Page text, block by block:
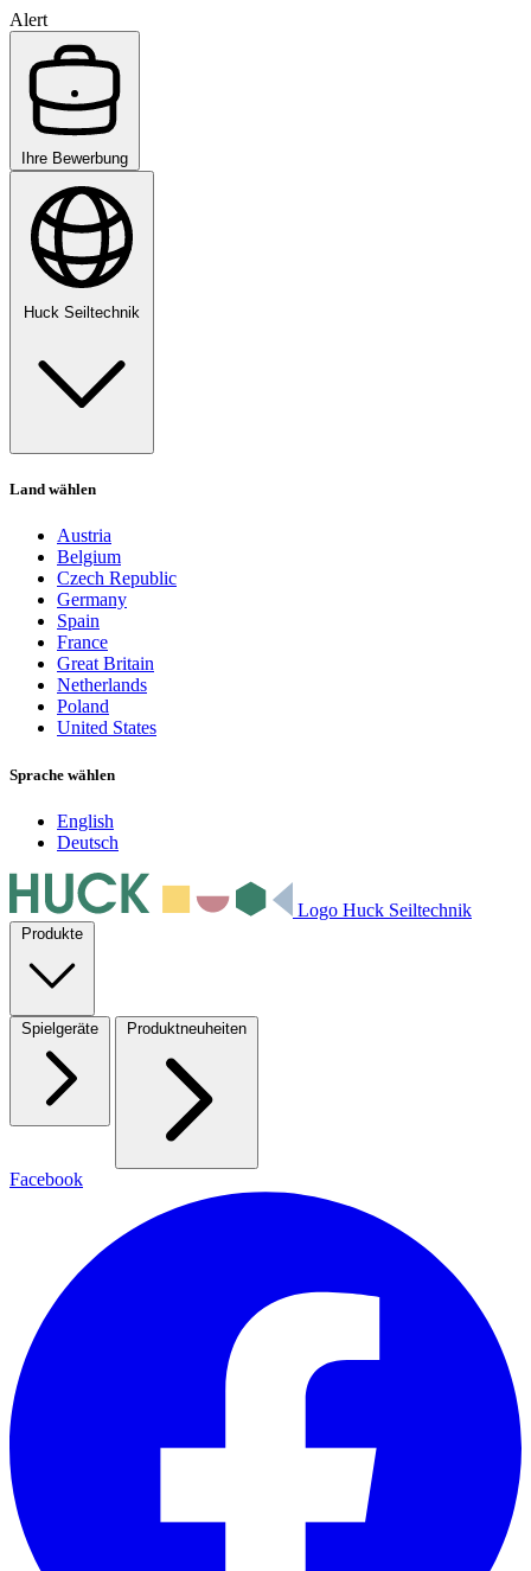
Alert
Ihre Bewerbung
Huck Seiltechnik
Land wählen
Austria
Belgium
Czech Republic
Germany
Spain
France
Great Britain
Netherlands
Poland
United States
Sprache wählen
English
Deutsch
Logo Huck Seiltechnik
Produkte
Spielgeräte Produktneuheiten
Facebook